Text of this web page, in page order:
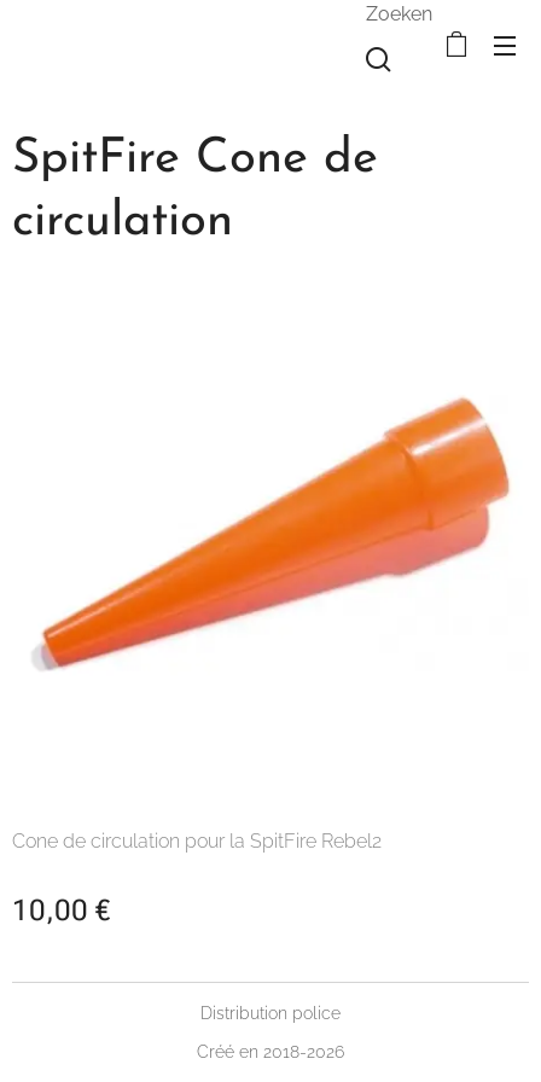
Zoeken
SpitFire Cone de
circulation
Cone de circulation pour la SpitFire Rebel2
10,00 €
Distribution police
Créé en 2018-2026